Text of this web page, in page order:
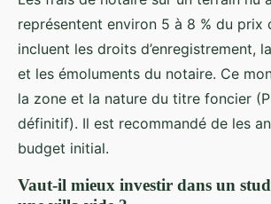
représentent environ 5 à 8 % du prix
incluent les droits d’enregistrement,
et les émoluments du notaire. Ce
la zone et la nature du titre foncier
définitif). Il est recommandé de les
budget initial.
Vaut-il mieux investir dans un